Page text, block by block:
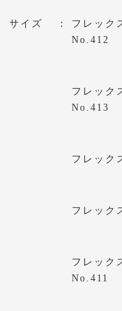
サイズ
フレッ
No.412
フレッ
No.413
フレッ
フレッ
フレッ
No.411